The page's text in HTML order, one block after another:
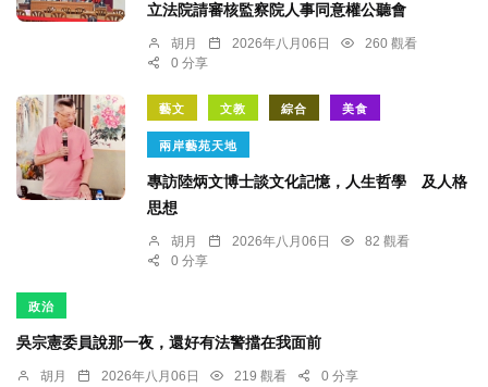
立法院請審核監察院人事同意權公聽會
胡月 2026年八月06日
260 觀看
0 分享
藝文 文教 綜合 美食
兩岸藝苑天地
專訪陸炳文博士談文化記憶，人生哲學 及人格
思想
胡月 2026年八月06日
82 觀看
0 分享
政治
吳宗憲委員說那一夜，還好有法警擋在我面前
胡月 2026年八月06日 219 觀看 0 分享